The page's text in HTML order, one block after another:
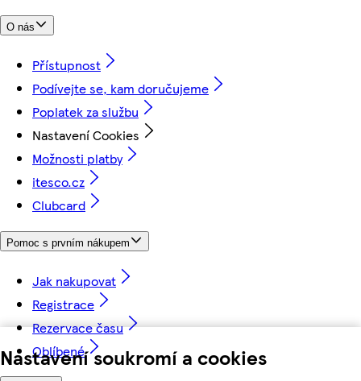
Nastavení soukromí a cookies
O nás
Přístupnost
Podívejte se, kam doručujeme
Poplatek za službu
Nastavení Cookies
Možnosti platby
itesco.cz
Clubcard
Pomoc s prvním nákupem
Jak nakupovat
Registrace
Rezervace času
Oblíbené